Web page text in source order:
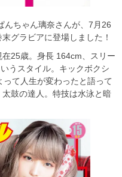
んちゃん璃奈さんが、7月26
グラビアに登場しました！
25歳。身長 164cm、スリー
うスタイル。キックボクシ
て人生が変わったと語って
鼓の達人。特技は水泳と暗